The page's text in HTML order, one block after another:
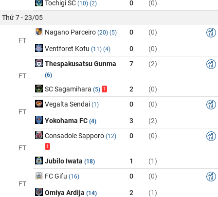
Tochigi SC (10) (2) 0
(0)
Thứ 7 - 23/05
FT
Nagano Parceiro (20) (5) 0 (0)
Ventforet Kofu (11) (4) 0 (0)
FT
Thespakusatsu Gunma
(6)
7 (2)
SC Sagamihara (5) 1 2 (0)
FT
Vegalta Sendai (1) 0 (0)
Yokohama FC (4) 3 (2)
FT
Consadole Sapporo (12)
1
0 (0)
Jubilo Iwata (18) 1 (1)
FT
FC Gifu (16) 0 (0)
Omiya Ardija (14) 2 (1)